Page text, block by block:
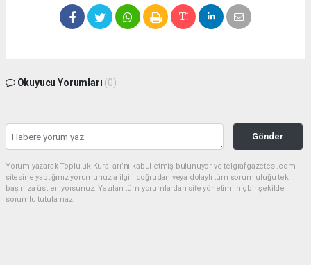
Okuyucu Yorumları (0)
Gönder
Yorum yazarak Topluluk Kuralları’nı kabul etmiş bulunuyor ve telgrafgazetesi.com
sitesine yaptığınız yorumunuzla ilgili doğrudan veya dolaylı tüm sorumluluğu tek
başınıza üstleniyorsunuz. Yazılan tüm yorumlardan site yönetimi hiçbir şekilde
sorumlu tutulamaz.